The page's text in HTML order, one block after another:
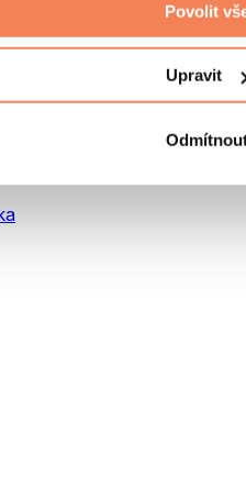
Povolit
Upravit